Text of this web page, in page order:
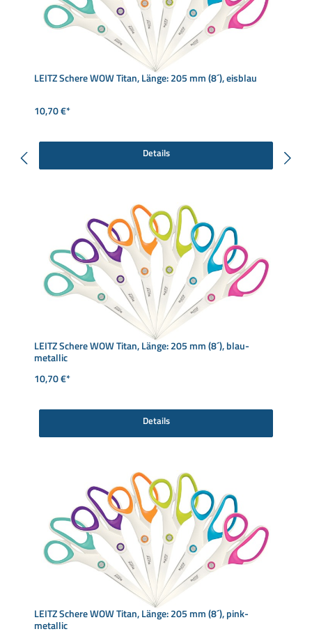
LEITZ Schere WOW Titan, Länge: 205 mm (8´), eisblau
10,70 €*
Details
LEITZ Schere WOW Titan, Länge: 205 mm (8´), blau-
metallic
10,70 €*
Details
LEITZ Schere WOW Titan, Länge: 205 mm (8´), pink-
metallic